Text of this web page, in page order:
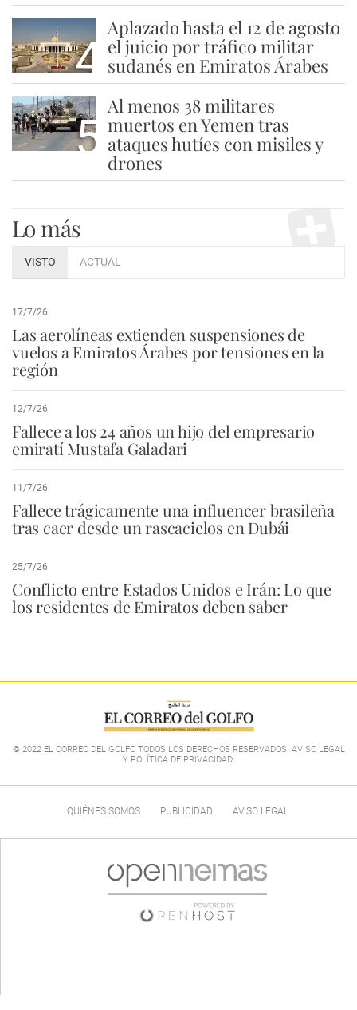
4
Aplazado hasta el 12 de agosto
el juicio por tráfico militar
sudanés en Emiratos Árabes
5
Al menos 38 militares
muertos en Yemen tras
ataques hutíes con misiles y
drones
Lo más
VISTO ACTUAL
17/7/26
Las aerolíneas extienden suspensiones de
vuelos a Emiratos Árabes por tensiones en la
región
12/7/26
Fallece a los 24 años un hijo del empresario
emiratí Mustafa Galadari
11/7/26
Fallece trágicamente una influencer brasileña
tras caer desde un rascacielos en Dubái
25/7/26
Conflicto entre Estados Unidos e Irán: Lo que
los residentes de Emiratos deben saber
© 2022 EL CORREO DEL GOLFO TODOS LOS DERECHOS RESERVADOS. AVISO LEGAL
Y POLÍTICA DE PRIVACIDAD.
QUIÉNES SOMOS PUBLICIDAD AVISO LEGAL